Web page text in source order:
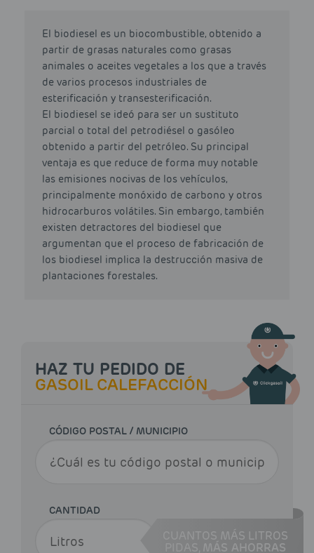
El biodiesel es un biocombustible, obtenido a
partir de grasas naturales como grasas
animales o aceites vegetales a los que a través
de varios procesos industriales de
esterificación y transesterificación.
El biodiesel se ideó para ser un sustituto
parcial o total del petrodiésel o gasóleo
obtenido a partir del petróleo. Su principal
ventaja es que reduce de forma muy notable
las emisiones nocivas de los vehículos,
principalmente monóxido de carbono y otros
hidrocarburos volátiles. Sin embargo, también
existen detractores del biodiesel que
argumentan que el proceso de fabricación de
los biodiesel implica la destrucción masiva de
plantaciones forestales.
HAZ TU PEDIDO DE
GASOIL CALEFACCIÓN
CÓDIGO POSTAL / MUNICIPIO
CANTIDAD
CUANTOS MÁS LITROS
MÁS AHORRAS